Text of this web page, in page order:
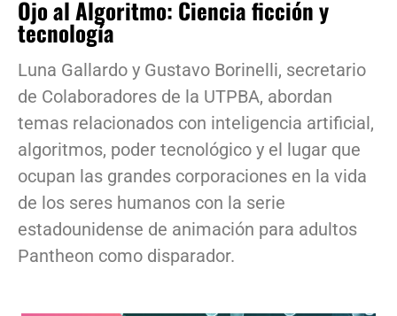
Ojo al Algoritmo: Ciencia ficción y
tecnología
Luna Gallardo y Gustavo Borinelli, secretario
de Colaboradores de la UTPBA, abordan
temas relacionados con inteligencia artificial,
algoritmos, poder tecnológico y el lugar que
ocupan las grandes corporaciones en la vida
de los seres humanos con la serie
estadounidense de animación para adultos
Pantheon como disparador.